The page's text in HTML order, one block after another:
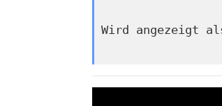
Wird angezeigt